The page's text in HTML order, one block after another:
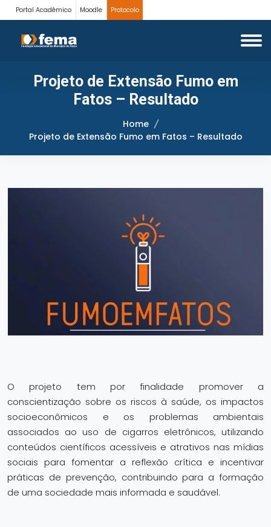
Portal Acadêmico Moodle Protocolo
Projeto de Extensão Fumo em
Fatos – Resultado
Home
Projeto de Extensão Fumo em Fatos – Resultado
O projeto tem por finalidade promover a
conscientização sobre os riscos à saúde, os impactos
socioeconômicos e os problemas ambientais
associados ao uso de cigarros eletrônicos, utilizando
conteúdos científicos acessíveis e atrativos nas mídias
sociais para fomentar a reflexão crítica e incentivar
práticas de prevenção, contribuindo para a formação
de uma sociedade mais informada e saudável.